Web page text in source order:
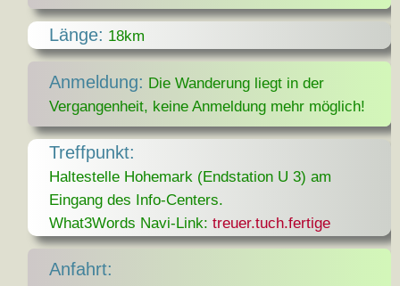
Länge: 18km
Anmeldung: Die Wanderung liegt in der
Vergangenheit, keine Anmeldung mehr möglich!
Treffpunkt:
Haltestelle Hohemark (Endstation U 3) am
Eingang des Info-Centers.
What3Words Navi-Link:treuer.tuch.fertige
Anfahrt: